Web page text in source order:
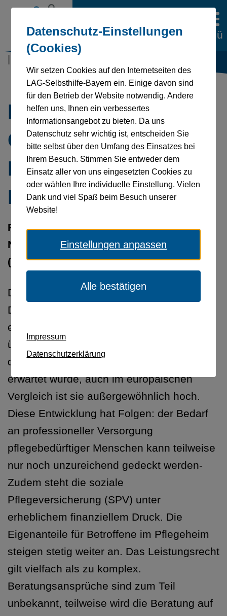
Datenschutz-Einstellungen
(Cookies)
Wir setzen Cookies auf den Internetseiten des
LAG-Selbsthilfe-Bayern ein. Einige davon sind
für den Betrieb der Website notwendig. Andere
helfen uns, Ihnen ein verbessertes
Informationsangebot zu bieten. Da uns
Datenschutz sehr wichtig ist, entscheiden Sie
bitte selbst über den Umfang des Einsatzes bei
Ihrem Besuch. Stimmen Sie entweder dem
Einsatz aller von uns eingesetzten Cookies zu
oder wählen Ihre individuelle Einstellung. Vielen
Dank und viel Spaß beim Besuch unserer
Website!
Einstellungen anpassen
Alle bestätigen
Impressum
Datenschutzerklärung
Menü
Entwurf eines
Gesetzes zur
Neuordnung der
Pflegeversicherung
Referentenentwurf zum Gesetz zur
Neuordnung der Pflegeversicherung
(PNOG)
Die Zahl pflegebedürftiger Menschen ist in
Deutschland in den letzten Jahren
erheblich gestiegen. Sie liegt derzeit bei
über 6 Millionen. Die Pflegeprävalenz ist
deutlich höher als demografisch bedingt
erwartet wurde, auch im europäischen
Vergleich ist sie außergewöhnlich hoch.
Diese Entwicklung hat Folgen: der Bedarf
an professioneller Versorgung
pflegebedürftiger Menschen kann teilweise
nur noch unzureichend gedeckt werden-
Zudem steht die soziale
Pflegeversicherung (SPV) unter
erheblichem finanziellem Druck. Die
Eigenanteile für Betroffene im Pflegeheim
steigen stetig weiter an. Das Leistungsrecht
gilt vielfach als zu komplex.
Beratungsansprüche sind zum Teil
unbekannt, teilweise wird die Beratung auf